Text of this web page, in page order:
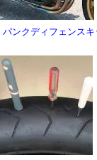
ンクディフェンスキ